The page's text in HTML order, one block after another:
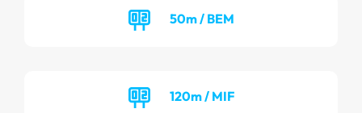
50m / BEM
120m / MIF